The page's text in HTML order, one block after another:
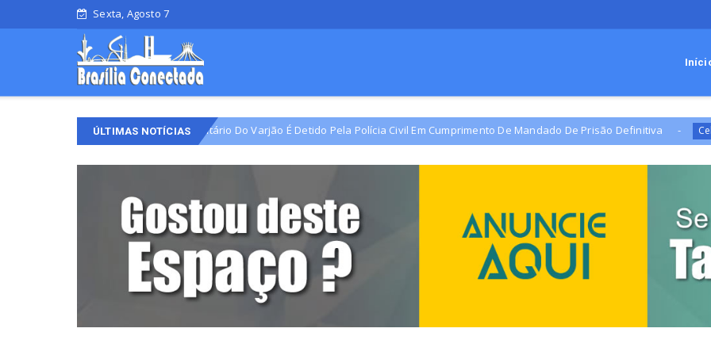
Sexta, Agosto 7
ÚLTIMAS NOTÍCIAS
Líder Comunitário Do Varjão É Detido Pela Polícia Civil Em Cumprimento De Mandado De Prisão Definitiva Celina Leão